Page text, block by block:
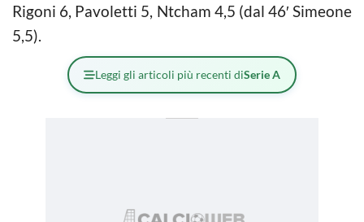
Rigoni 6, Pavoletti 5, Ntcham 4,5 (dal 46′ Simeone
5,5).
Leggi gli articoli più recenti diSerie A